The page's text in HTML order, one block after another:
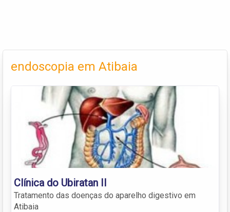
endoscopia em Atibaia
Clínica do Ubiratan II
Tratamento das doenças do aparelho digestivo em
Atibaia